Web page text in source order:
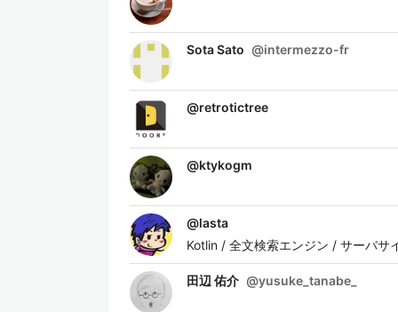
Sota Sato @intermezzo-fr
@retrotictree
@ktykogm
@lasta
Kotlin / 全文検索エンジン / サーバサ
田辺 佑介 @yusuke_tanabe_